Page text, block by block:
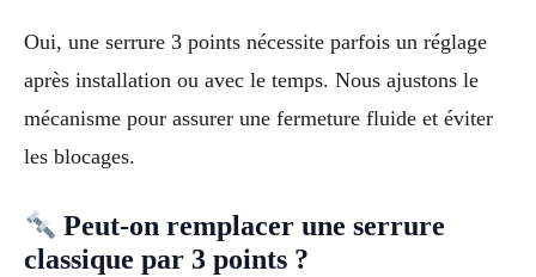
Oui, une serrure 3 points nécessite parfois un réglage
après installation ou avec le temps. Nous ajustons le
mécanisme pour assurer une fermeture fluide et éviter
les blocages.
Peut-on remplacer une serrure
classique par 3 points ?